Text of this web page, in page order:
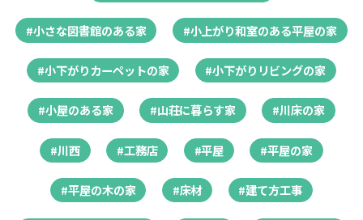
#小さな図書館のある家 #小上がり和室のある平屋の家
#小下がりカーペットの家 #小下がりリビングの家
#小屋のある家 #山荘に暮らす家 #川床の家
#川西 #工務店 #平屋 #平屋の家
#平屋の木の家 #床材 #建て方工事